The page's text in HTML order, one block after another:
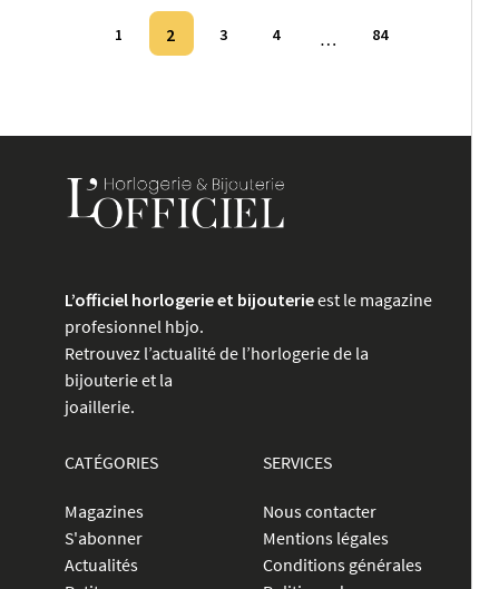
Pagination
1 2 3 4 … 84
L’officiel horlogerie et bijouterieest le magazine
profesionnel hbjo.
Retrouvez l’actualité de l’horlogerie de la
bijouterie et la
joaillerie.
CATÉGORIES
Magazines
S'abonner
Actualités
SERVICES
Nous contacter
Mentions légales
Conditions générales